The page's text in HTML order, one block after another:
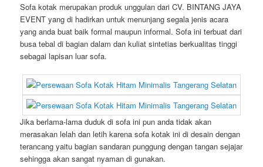
Sofa kotak merupakan produk unggulan dari CV. BINTANG JAYA
EVENT yang di hadirkan untuk menunjang segala jenis acara
yang anda buat baik formal maupun informal. Sofa ini terbuat dari
busa tebal di bagian dalam dan kuliat sintetias berkualitas tinggi
sebagai lapisan luar sofa.
Jika berlama-lama duduk di sofa ini pun anda tidak akan
merasakan lelah dan letih karena sofa kotak ini di desain dengan
terancang yaitu bagian sandaran punggung dengan tangan sejajar
sehingga akan sangat nyaman di gunakan.